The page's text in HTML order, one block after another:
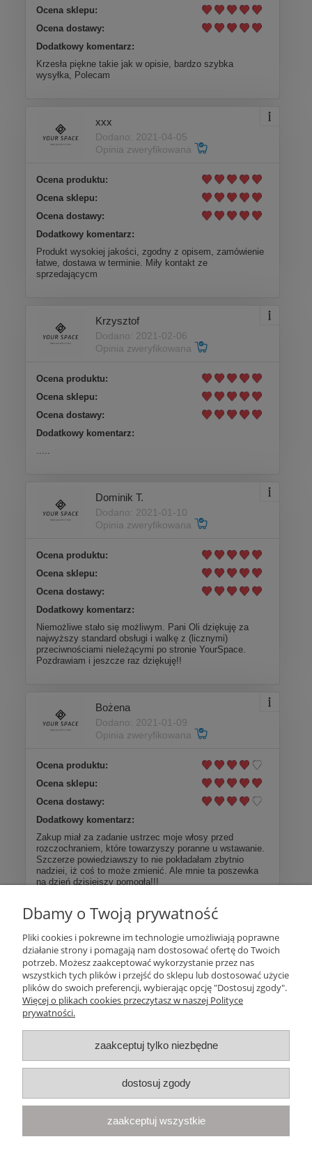
Ocena sklepu:
Ocena dostawy:
Dodatkowy komentarz:
Krzesła piękne takie jak w opisie, bardzo szybka
wysyłka, Polecam
xxx
Dodano: 2021-04-05
Opinia zweryfikowana
Ocena produktu:
Ocena sklepu:
Ocena dostawy:
Dodatkowy komentarz:
Produkt wysokiej jakości, zgodny z opisem, zamówienie
łatwe, dostawa w terminie. Miły kontakt ze
sprzedającycm
Krzysztof
Dodano: 2021-02-06
Opinia zweryfikowana
Ocena produktu:
Ocena sklepu:
Ocena dostawy:
Dodatkowy komentarz:
.....
Dominik T.
Dodano: 2021-01-10
Opinia zweryfikowana
Ocena produktu:
Ocena sklepu:
Ocena dostawy:
Dodatkowy komentarz:
Niemożliwe stało się możliwym. Pani Oli dziękuję za
najwyższy standard obsługi i walkę z (licznymi)
przeciwnościami nieleżącymi po stronie YourSpace.
Pozdrawiam i jeszcze raz dziękuję!!
Bożena
Dodano: 2021-01-09
Opinia zweryfikowana
Ocena produktu:
Ocena sklepu:
Ocena dostawy:
Dodatkowy komentarz:
Zakup miał za zadanie ustrzec moje włosy przed
rozczochraniem, które towarzyszy poranne u wstawanie.
Szczerze powiedziawszy to nie pokładałam zbytnio
nadziei, iż coś to może zmienić. Ale mnie ta poszewka
na dzień dzisiejszy pomogła!!!
Więcej opinii
Pomoc
Moje konto
Płatności i dostawa
Informacje
O nas
Your Space| Olimpijska 8, 86-010 Samociążek, woj. kujawsko-
Dbamy o Twoją prywatność
Pliki cookies i pokrewne im technologie umożliwiają poprawne
działanie strony i pomagają nam dostosować ofertę do Twoich
potrzeb. Możesz zaakceptować wykorzystanie przez nas
wszystkich tych plików i przejść do sklepu lub dostosować użycie
plików do swoich preferencji, wybierając opcję "Dostosuj zgody".
Więcej o plikach cookies przeczytasz w naszej Polityce
prywatności.
zaakceptuj tylko niezbędne
dostosuj zgody
zaakceptuj wszystkie